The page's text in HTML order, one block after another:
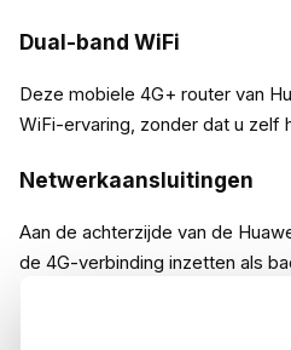
Dual-band WiFi
Deze mobiele 4G+ router van
WiFi-ervaring, zonder dat u zelf
Netwerkaansluitingen
Aan de achterzijde van de
de 4G-verbinding inzetten als